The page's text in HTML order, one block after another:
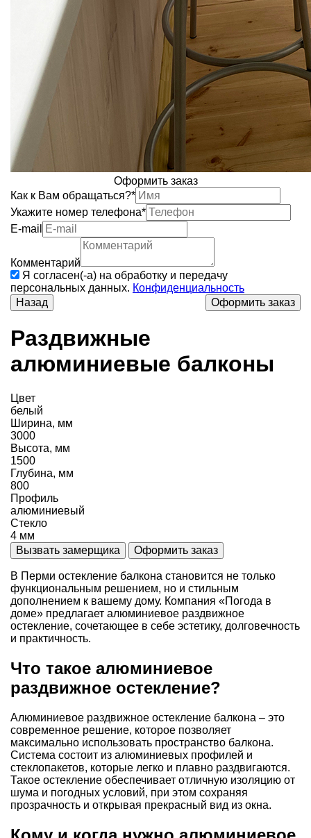
Оформить заказ
Как к Вам обращаться?*
Укажите номер телефона*
Е-mail
Комментарий
Я согласен(-а) на обработку и передачу
персональных данных. Конфиденциальность
Назад
Раздвижные
алюминиевые балконы
Цвет
белый
Ширина, мм
3000
Высота, мм
1500
Глубина, мм
800
Профиль
алюминиевый
Стекло
4 мм
Вызвать замерщика
Оформить заказ
В Перми остекление балкона становится не только
функциональным решением, но и стильным
дополнением к вашему дому. Компания «Погода в
доме» предлагает алюминиевое раздвижное
остекление, сочетающее в себе эстетику, долговечность
и практичность.
Что такое алюминиевое
раздвижное остекление?
Алюминиевое раздвижное остекление балкона – это
современное решение, которое позволяет
максимально использовать пространство балкона.
Система состоит из алюминиевых профилей и
стеклопакетов, которые легко и плавно раздвигаются.
Такое остекление обеспечивает отличную изоляцию от
шума и погодных условий, при этом сохраняя
прозрачность и открывая прекрасный вид из окна.